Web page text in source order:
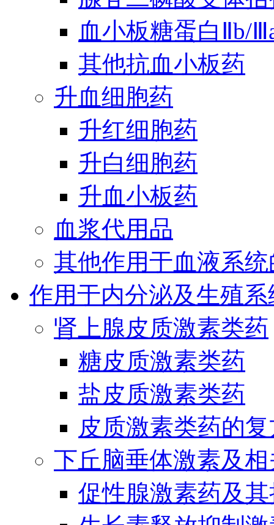
血小板糖蛋白Ⅱb/
其他抗血小板药
升血细胞药
升红细胞药
升白细胞药
升血小板药
血浆代用品
其他作用于血液系
作用于内分泌及生殖
肾上腺皮质激素类药
糖皮质激素类药
盐皮质激素类药
皮质激素类药的
下丘脑垂体激素及
促性腺激素药及